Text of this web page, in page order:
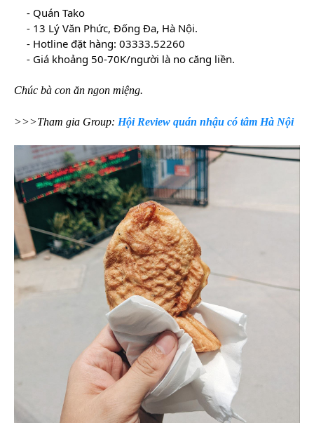
- Quán Tako
- 13 Lý Văn Phức, Đống Đa, Hà Nội.
- Hotline đặt hàng: 03333.52260
- Giá khoảng 50-70K/người là no căng liền.
Chúc bà con ăn ngon miệng.
>>>Tham gia Group: Hội Review quán nhậu có tâm Hà Nội